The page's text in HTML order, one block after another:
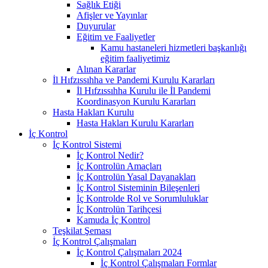
Sağlık Etiği
Afişler ve Yayınlar
Duyurular
Eğitim ve Faaliyetler
Kamu hastaneleri hizmetleri başkanlığı
eğitim faaliyetimiz
Alınan Kararlar
İl Hıfzıssıhha ve Pandemi Kurulu Kararları
İl Hıfzıssıhha Kurulu ile İl Pandemi
Koordinasyon Kurulu Kararları
Hasta Hakları Kurulu
Hasta Hakları Kurulu Kararları
İç Kontrol
İç Kontrol Sistemi
İç Kontrol Nedir?
İç Kontrolün Amaçları
İç Kontrolün Yasal Dayanakları
İç Kontrol Sisteminin Bileşenleri
İç Kontrolde Rol ve Sorumluluklar
İç Kontrolün Tarihçesi
Kamuda İç Kontrol
Teşkilat Şeması
İç Kontrol Çalışmaları
İç Kontrol Çalışmaları 2024
İç Kontrol Çalışmaları Formlar